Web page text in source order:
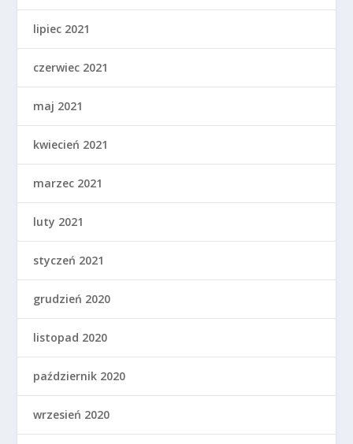
lipiec 2021
czerwiec 2021
maj 2021
kwiecień 2021
marzec 2021
luty 2021
styczeń 2021
grudzień 2020
listopad 2020
październik 2020
wrzesień 2020